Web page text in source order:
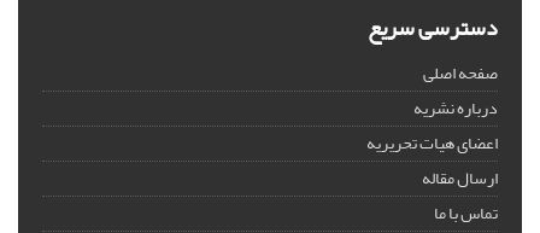
دسترسی سریع
صفحه اصلی
درباره نشریه
اعضای هیات تحریریه
ارسال مقاله
تماس با ما